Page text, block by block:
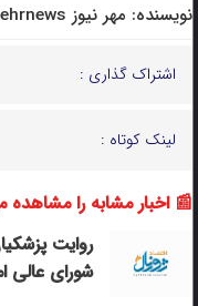
نویسنده: مهر نیوز mehrnews
اشتراک گذاری :
لینک کوتاه :
📰 اخبار مشابه را مشاهده
روایت
شورای عالی